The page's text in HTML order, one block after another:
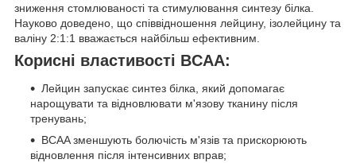
зниження стомлюваності та стимулювання синтезу білка.
Науково доведено, що співвідношення лейцину, ізолейцину та
валіну 2:1:1 вважається найбільш ефективним.
Корисні властивості BCAA:
Лейцин запускає синтез білка, який допомагає
нарощувати та відновлювати м'язову тканину після
тренувань;
BCAA зменшують болючість м'язів та прискорюють
відновлення після інтенсивних вправ;